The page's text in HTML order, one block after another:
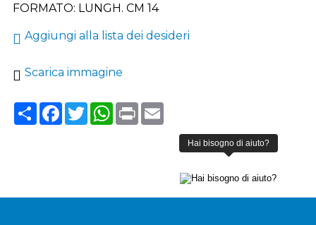
FORMATO: LUNGH. CM 14
Aggiungi alla lista dei desideri
Scarica immagine
ShareFacebook
TwitterWhatsApp
PrintEmail